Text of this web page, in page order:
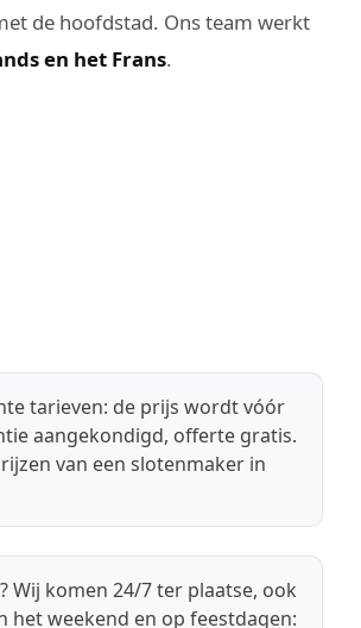
de hoofdstad. Ons team werkt
en het Frans.
tarieven: de prijs wordt vóór
aangekondigd, offerte gratis.
van een slotenmaker in
Wij komen 24/7 ter plaatse, ook
het weekend en op feestdagen: